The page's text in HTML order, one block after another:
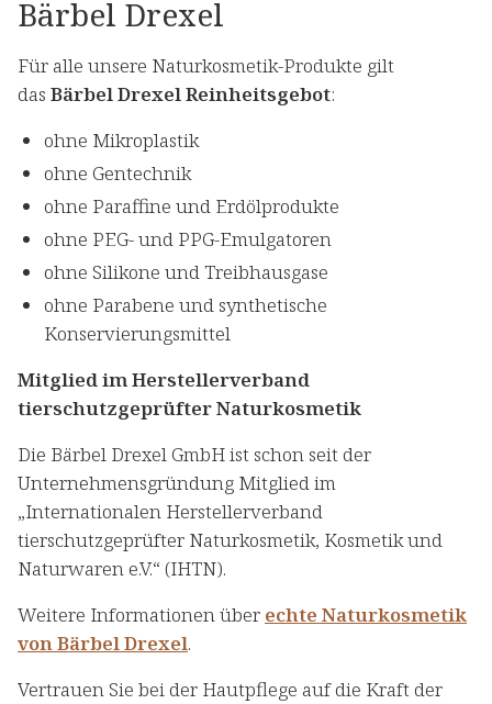
Bärbel Drexel
Für alle unsere Naturkosmetik-Produkte gilt
das Bärbel Drexel Reinheitsgebot:
ohne Mikroplastik
ohne Gentechnik
ohne Paraffine und Erdölprodukte
ohne PEG- und PPG-Emulgatoren
ohne Silikone und Treibhausgase
ohne Parabene und synthetische
Konservierungsmittel
Mitglied im Herstellerverband
tierschutzgeprüfter Naturkosmetik
Die Bärbel Drexel GmbH ist schon seit der
Unternehmensgründung Mitglied im
„Internationalen Herstellerverband
tierschutzgeprüfter Naturkosmetik, Kosmetik und
Naturwaren e.V.“ (IHTN).
Weitere Informationen über echte Naturkosmetik
von Bärbel Drexel.
Vertrauen Sie bei der Hautpflege auf die Kraft der